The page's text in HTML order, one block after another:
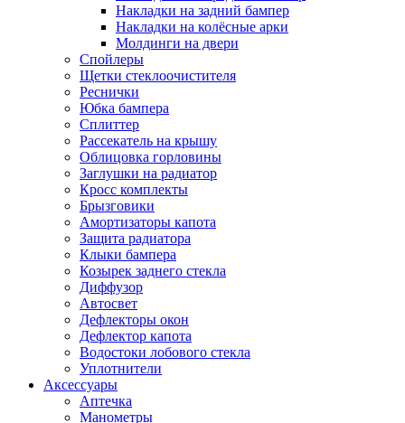
Накладки на задний бампер
Накладки на колёсные арки
Молдинги на двери
Спойлеры
Щетки стеклоочистителя
Реснички
Юбка бампера
Сплиттер
Рассекатель на крышу
Облицовка горловины
Заглушки на радиатор
Кросс комплекты
Брызговики
Амортизаторы капота
Защита радиатора
Клыки бампера
Козырек заднего стекла
Диффузор
Автосвет
Дефлекторы окон
Дефлектор капота
Водостоки лобового стекла
Уплотнители
Аксессуары
Аптечка
Манометры